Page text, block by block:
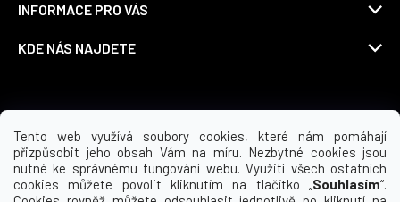
Tento web využívá soubory cookies, které nám pomáhají
přizpůsobit jeho obsah Vám na míru. Nezbytné cookies jsou
nutné ke správnému fungování webu. Využití všech ostatních
cookies můžete povolit kliknutím na tlačítko „Souhlasím“.
INFORMACE PRO VÁS
KDE NÁS NAJDETE
Možnosti dopravy